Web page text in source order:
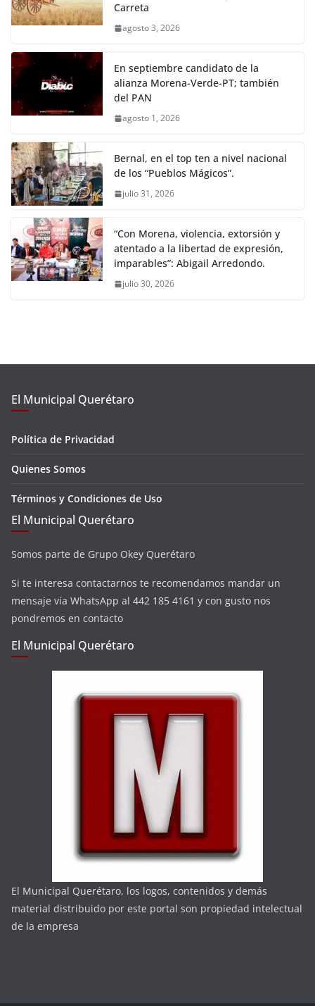
Carreta
agosto 3, 2026
En septiembre candidato de la
alianza Morena-Verde-PT; también
del PAN
agosto 1, 2026
Bernal, en el top ten a nivel nacional
de los “Pueblos Mágicos”.
julio 31, 2026
“Con Morena, violencia, extorsión y
atentado a la libertad de expresión,
imparables”: Abigail Arredondo.
julio 30, 2026
El Municipal Querétaro
Política de Privacidad
Quienes Somos
Términos y Condiciones de Uso
El Municipal Querétaro
Somos parte de Grupo Okey Querétaro
Si te interesa contactarnos te recomendamos mandar un
mensaje vía WhatsApp al 442 185 4161 y con gusto nos
pondremos en contacto
El Municipal Querétaro
El Municipal Querétaro, los logos, contenidos y demás
material distribuido por este portal son propiedad intelectual
de la empresa